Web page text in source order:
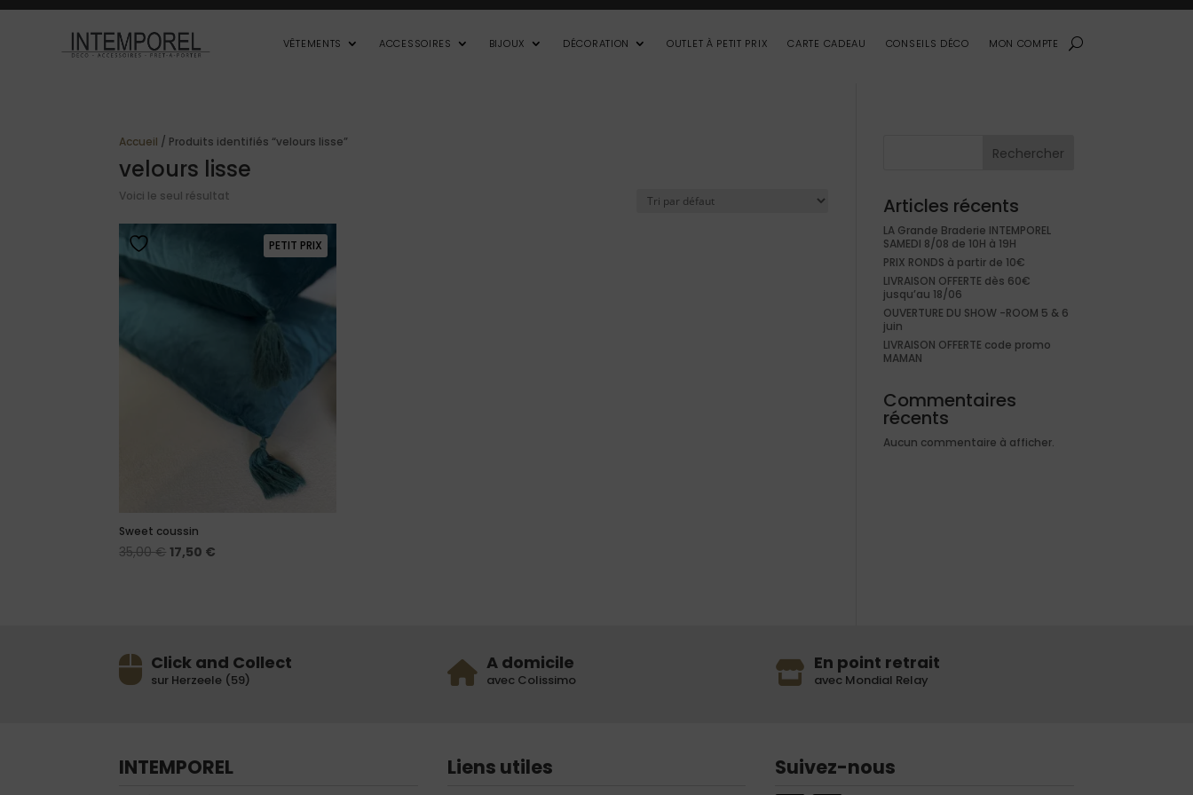
VÊTEMENTS ACCESSOIRES BIJOUX DÉCORATION OUTLET À PETIT PRIX CARTE CADEAU CONSEILS DÉCO MON COMPTE
Accueil / Produits identifiés “velours lisse”
velours lisse
Voici le seul résultat
PETIT PRIX
Sweet coussin
35,00€ Le
17,50 €
Rechercher
Articles récents
LA Grande Braderie INTEMPOREL
SAMEDI 8/08 de 10H à 19H
PRIX RONDS à partir de 10€
LIVRAISON OFFERTE dès 60€
jusqu’au 18/06
OUVERTURE DU SHOW -ROOM 5 & 6
juin
LIVRAISON OFFERTE code promo
MAMAN
Commentaires
récents
Aucun commentaire à afficher.
Click and Collect
sur Herzeele (59)
A domicile
avec Colissimo
En point retrait
avec Mondial Relay
INTEMPOREL Liens utiles Suivez-nous